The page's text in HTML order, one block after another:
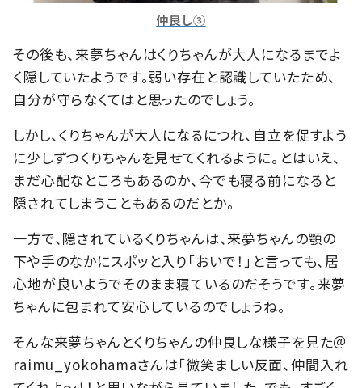
仲良し③
その後も、来夢ちゃんはくりちゃんが大人になるまでよ
く隠していたようです。弱い存在と認識していたため、
自分が守らなくてはと思ったのでしょう。
しかし、くりちゃんが大人になるにつれ、自立を促すよう
に少しずつくりちゃんを見せてくれるように。とはいえ、
まだ心配なところもあるのか、今でも寝る前になると
隠されてしまうこともあるのだとか。
一方で、隠されているくりちゃんは、来夢ちゃんの顎の
下や手のなかにスポッと入り「おいで！」と言っても、居
心地が良いようでそのまま寝ているのだそうです。来夢
ちゃんに包まれて安心しているのでしょうね。
そんな来夢ちゃんとくりちゃんの仲良しな様子を見た＠
raimu_yokohamaさんは「微笑ましい反面、仲間入れ